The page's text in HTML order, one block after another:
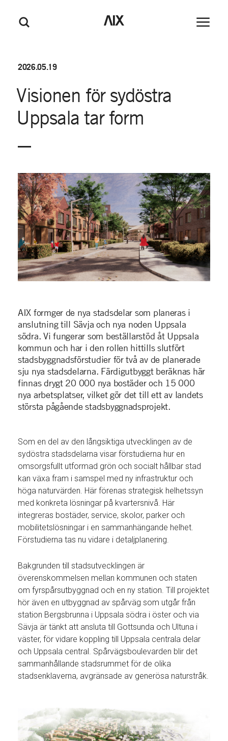
GÅ TILL HUVUDINNEHÅLL
GÅ TILL SIDFOT
M
e
AIX
Sök
2026.05.19
Visionen för sydöstra
Uppsala tar form
AIX formger de nya stadsdelar som planeras i
anslutning till Sävja och nya noden Uppsala
södra. Vi fungerar som beställarstöd åt Uppsala
kommun och har i den rollen hittills slutfört
stadsbyggnadsförstudier för två av de planerade
sju nya stadsdelarna. Färdigutbyggt beräknas här
finnas drygt 20 000 nya bostäder och 15 000
nya arbetsplatser, vilket gör det till ett av landets
största pågående stadsbyggnadsprojekt.
Som en del av den långsiktiga utvecklingen av de
sydöstra stadsdelarna visar förstudierna hur en
omsorgsfullt utformad grön och socialt hållbar stad
kan växa fram i samspel med ny infrastruktur och
höga naturvärden. Här förenas strategisk helhetssyn
med konkreta lösningar på kvartersnivå. Här
integreras bostäder, service, skolor, parker och
mobilitetslösningar i en sammanhängande helhet.
Förstudierna tas nu vidare i detaljplanering.
Bakgrunden till stadsutvecklingen är
överenskommelsen mellan kommunen och staten
om fyrspårsutbyggnad och en ny station. Till projektet
hör även en utbyggnad av spårväg som utgår från
station Bergsbrunna i Uppsala södra i öster och via
Sävja är tänkt att ansluta till Gottsunda och Ultuna i
väster, för vidare koppling till Uppsala centrala delar
och Uppsala central. Spårvägsboulevarden blir det
sammanhållande stadsrummet för de olika
stadsenklaverna, avgränsade av generösa naturstråk.